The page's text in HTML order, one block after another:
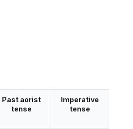
Past aorist
tense
Imperative
tense